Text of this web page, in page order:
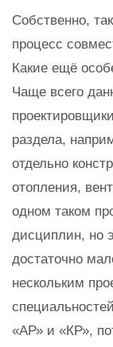
Собственно,
процесс
Какие ещё
Чаще всего
раздела,
отдельно
отопления,
одном таком
дисциплин, но
достаточно
нескольким
«АР» и «КР»,